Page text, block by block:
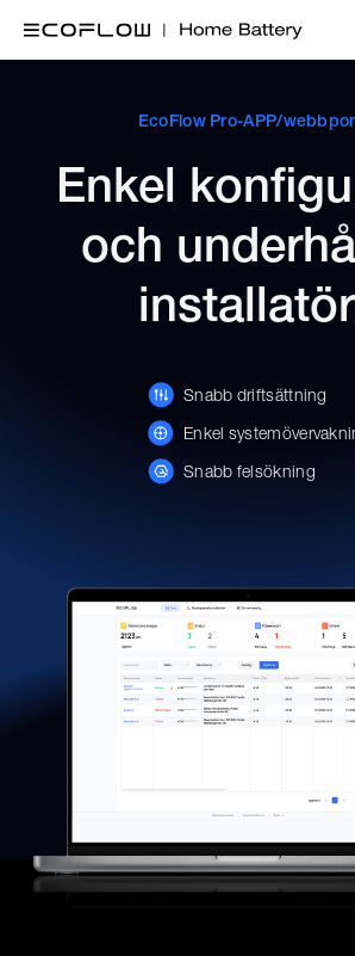
EcoFlow Pro-APP/
Enkel
och
Snabb driftsättning
Enkel
Snabb felsökning